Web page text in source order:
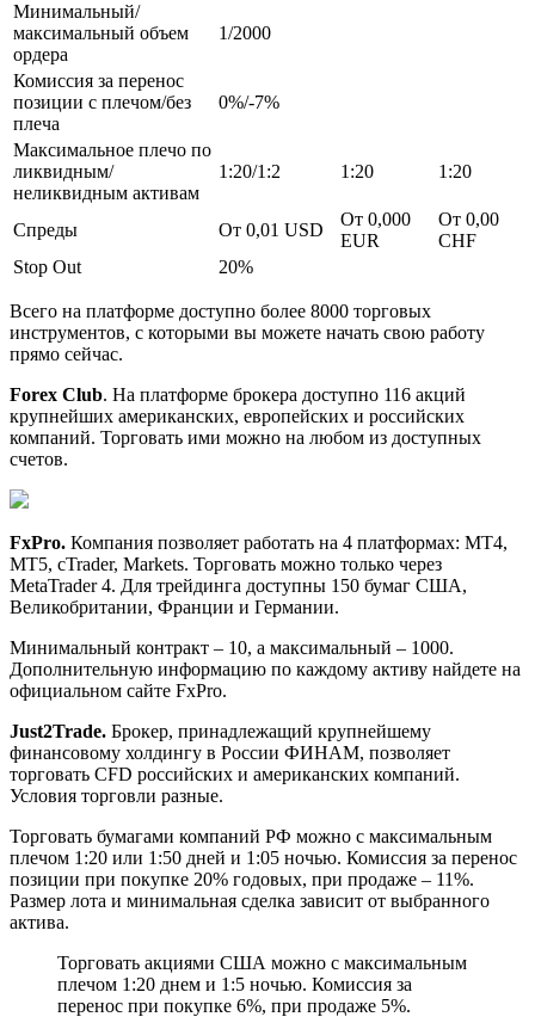
Минимальный/
максимальный объем
ордера
1/2000
Комиссия за перенос
позиции с плечом/без
плеча
0%/-7%
Максимальное плечо по
ликвидным/
неликвидным активам
1:20/1:2 1:20 1:20
Спреды От 0,01 USD
От 0,000
EUR
От 0,00
CHF
Stop Out
20%
Всего на платформе доступно более 8000 торговых
инструментов, с которыми вы можете начать свою работу
прямо сейчас.
Forex Club. На платформе брокера доступно 116 акций
крупнейших американских, европейских и российских
компаний. Торговать ими можно на любом из доступных
счетов.
FxPro. Компания позволяет работать на 4 платформах: MT4,
MT5, cTrader, Markets. Торговать можно только через
MetaTrader 4. Для трейдинга доступны 150 бумаг США,
Великобритании, Франции и Германии.
Минимальный контракт – 10, а максимальный – 1000.
Дополнительную информацию по каждому активу найдете на
официальном сайте FxPro.
Just2Trade. Брокер, принадлежащий крупнейшему
финансовому холдингу в России ФИНАМ, позволяет
торговать CFD российских и американских компаний.
Условия торговли разные.
Торговать бумагами компаний РФ можно с максимальным
плечом 1:20 или 1:50 дней и 1:05 ночью. Комиссия за перенос
позиции при покупке 20% годовых, при продаже – 11%.
Размер лота и минимальная сделка зависит от выбранного
актива.
Торговать акциями США можно с максимальным
плечом 1:20 днем и 1:5 ночью. Комиссия за
перенос при покупке 6%, при продаже 5%.